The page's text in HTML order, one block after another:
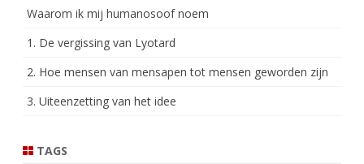
Waarom ik mij humanosoof noem
1. De vergissing van Lyotard
2. Hoe mensen van mensapen tot mensen geworden zijn
3. Uiteenzetting van het idee
TAGS